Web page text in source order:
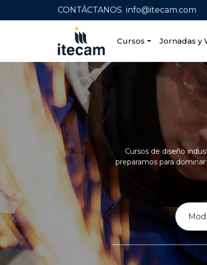
CONTÁCTANOS info@itecam.com
Cursos Jornadas y
Home Capacitación profesional
Cursos de diseño
preparamos para